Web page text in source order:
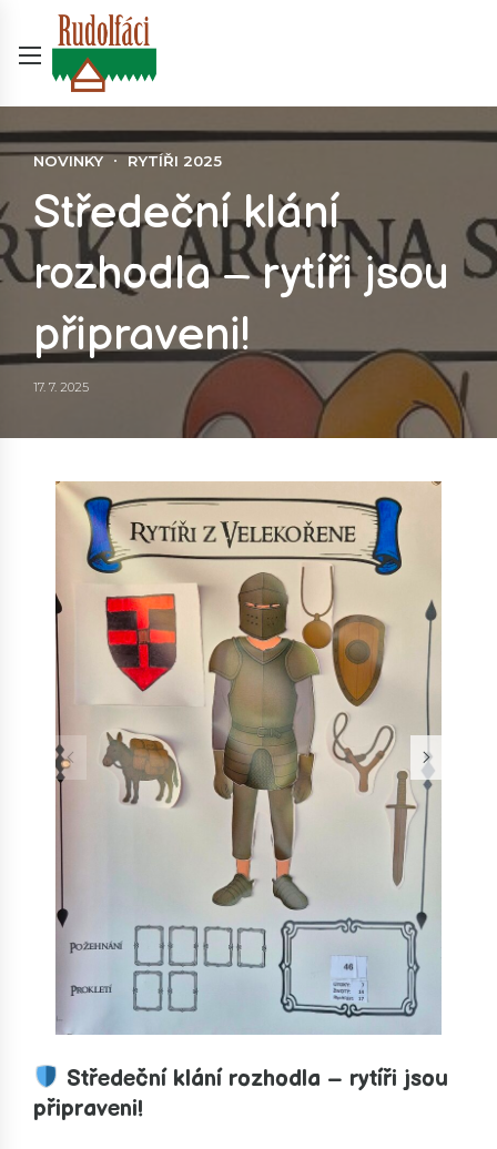
NOVINKY RYTÍŘI 2025
Středeční klání
rozhodla – rytíři jsou
připraveni!
17. 7. 2025
Středeční klání rozhodla – rytíři jsou
připraveni!